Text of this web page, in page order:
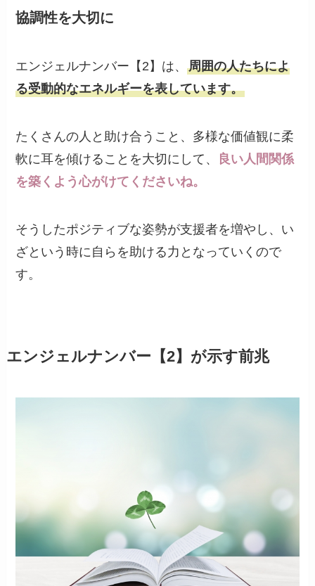
協調性を大切に
エンジェルナンバー【2】は、周囲の人たちによ
る受動的なエネルギーを表しています。
たくさんの人と助け合うこと、多様な価値観に柔
軟に耳を傾けることを大切にして、
良い人間関係
を築くよう心がけてくださいね。
そうしたポジティブな姿勢が支援者を増やし、い
ざという時に自らを助ける力となっていくので
す。
エンジェルナンバー【2】が示す前兆